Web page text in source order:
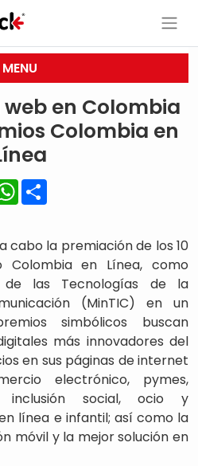
MENU
en Colombia
Colombia en
WhatsApp
cabo la premiación de los 10
Colombia en Línea, como
las Tecnologías de la
(MinTIC) en un
simbólicos buscan
más innovadores del
en sus páginas de internet
electrónico, pymes,
inclusión social, ocio y
línea e infantil; así como la
móvil y la mejor solución en